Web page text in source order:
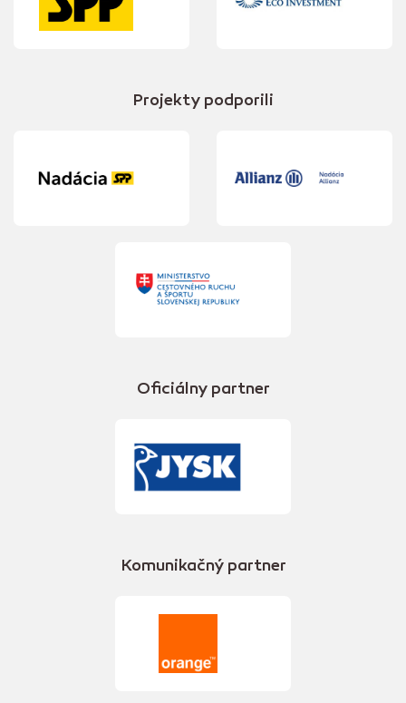
Projekty podporili
Oficiálny partner
Komunikačný partner